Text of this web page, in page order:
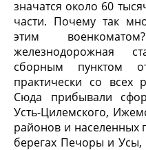
значатся около 60
части. Почему так
этим
железнодорожная
сборным пунктом
практически со всех
Сюда прибывали
Усть-Цилемского,
районов и населенных
берегах Печоры и Усы,